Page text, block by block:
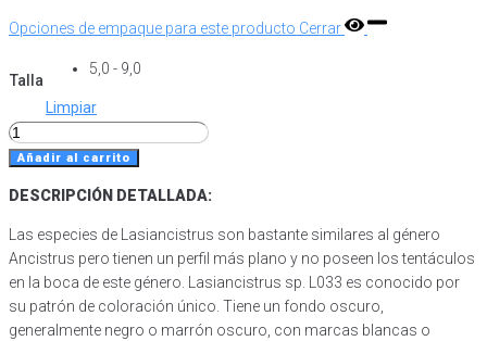
Opciones de empaque para este producto Cerrar
Talla
5,0 - 9,0
Limpiar
Pleco
Diamante
(Lasiancistrus
sp.
L033)
cantidad
Añadir al carrito
DESCRIPCIÓN DETALLADA:
Las especies de Lasiancistrus son bastante similares al género
Ancistrus pero tienen un perfil más plano y no poseen los tentáculos
en la boca de este género. Lasiancistrus sp. L033 es conocido por
su patrón de coloración único. Tiene un fondo oscuro,
generalmente negro o marrón oscuro, con marcas blancas o